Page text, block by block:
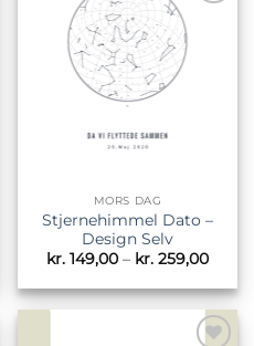
Tilføj til
ønskeliste
MORS DAG
Stjernehimmel Dato –
Design Selv
kr. 149,00 – kr. 259,00
til
kr.